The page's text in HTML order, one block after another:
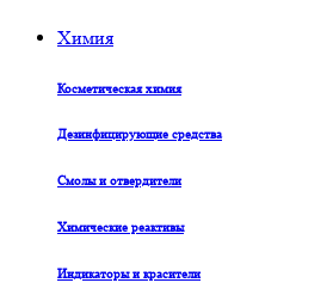
Химия
Косметическая химия
Дезинфицирующие средства
Смолы и отвердители
Химические реактивы
Индикаторы и красители